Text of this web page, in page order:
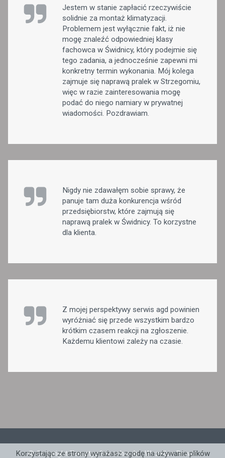
Jestem w stanie zapłacić rzeczywiście
solidnie za montaż klimatyzacji.
Problemem jest wyłącznie fakt, iż nie
mogę znaleźć odpowiedniej klasy
fachowca w Świdnicy, który podejmie się
tego zadania, a jednocześnie zapewni mi
konkretny termin wykonania. Mój kolega
zajmuje się naprawą pralek w Strzegomiu,
więc w razie zainteresowania mogę
podać do niego namiary w prywatnej
wiadomości. Pozdrawiam.
Nigdy nie zdawałęm sobie sprawy, że
panuje tam duża konkurencja wśród
przedsiębiorstw, które zajmują się
naprawą pralek w Świdnicy. To korzystne
dla klienta.
Z mojej perspektywy serwis agd powinien
wyróżniać się przede wszystkim bardzo
krótkim czasem reakcji na zgłoszenie.
Każdemu klientowi zależy na czasie.
© Copyright Tematyofirmach.ovh - Wszelkie Prawa
Korzystając ze strony wyrażasz zgodę na używanie plików